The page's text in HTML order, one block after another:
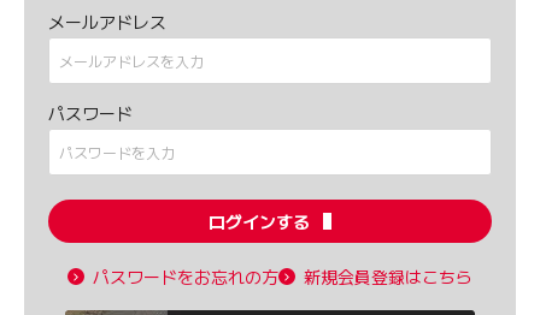
メールアドレス
パスワード
ログインする
パスワードをお忘れの方 新規会員登録はこちら